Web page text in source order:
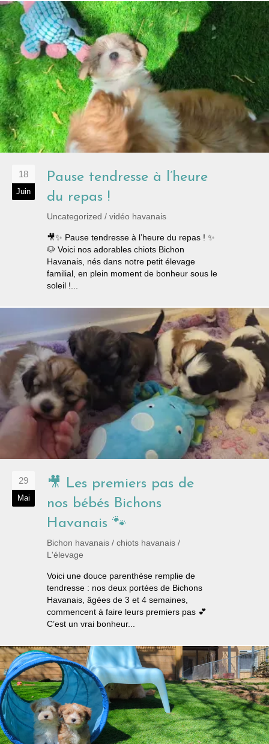
18
Juin
Pause tendresse à l’heure
du repas !
Uncategorized / vidéo havanais
🎥✨ Pause tendresse à l’heure du repas ! ✨
🐶 Voici nos adorables chiots Bichon
Havanais, nés dans notre petit élevage
familial, en plein moment de bonheur sous le
soleil !...
29
Mai
🎥 Les premiers pas de
nos bébés Bichons
Havanais 🐾
Bichon havanais / chiots havanais /
L'élevage
Voici une douce parenthèse remplie de
tendresse : nos deux portées de Bichons
Havanais, âgées de 3 et 4 semaines,
commencent à faire leurs premiers pas 💕
C’est un vrai bonheur...